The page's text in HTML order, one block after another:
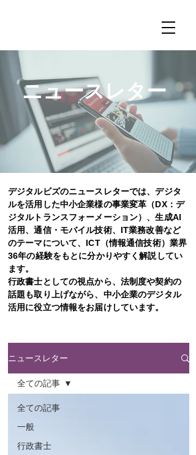
ニュースレター
デジタルビズのニュースレターでは、デジタ
ルを活用した中小企業様の事業変革（DX：デ
ジタルトランスフォーメーション）、生成AI
活用、通信・モバイル技術、IT業務改善など
のテーマについて、ICT（情報通信技術）業界
36年の経験をもとに分かりやすく解説してい
ます。
行政書士としての視点から、法制度や契約の
話題も取り上げながら、中小企業のデジタル
活用に役立つ情報をお届けしています。
ニュースレター
全ての記事
一般
行政書士
全ての記事